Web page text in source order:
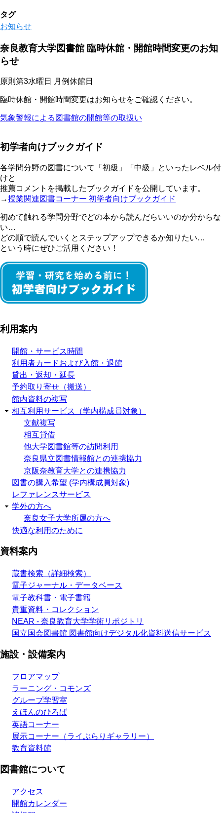
タグ
お知らせ
奈良教育大学図書館 臨時休館・開館時間変更のお知
らせ
原則第3水曜日 月例休館日
臨時休館・開館時間変更はお知らせをご確認ください。
気象警報による図書館の開館等の取扱い
初学者向けブックガイド
各学問分野の図書について「初級」「中級」といったレベル付
けと
推薦コメントを掲載したブックガイドを公開しています。
→授業関連図書コーナー 初学者向けブックガイド
初めて触れる学問分野でどの本から読んだらいいのか分からな
い…
どの順で読んでいくとステップアップできるか知りたい…
という時にぜひご活用ください！
利用案内
開館・サービス時間
利用者カードおよび入館・退館
貸出・返却・延長
予約取り寄せ（搬送）
館内資料の複写
相互利用サービス（学内構成員対象）
文献複写
相互貸借
他大学図書館等の訪問利用
奈良県立図書情報館との連携協力
京阪奈教育大学との連携協力
図書の購入希望 (学内構成員対象)
レファレンスサービス
学外の方へ
奈良女子大学所属の方へ
快適な利用のために
資料案内
蔵書検索（詳細検索）
電子ジャーナル・データベース
電子教科書・電子書籍
貴重資料・コレクション
NEAR - 奈良教育大学学術リポジトリ
国立国会図書館 図書館向けデジタル化資料送信サービス
施設・設備案内
フロアマップ
ラーニング・コモンズ
グループ学習室
えほんのひろば
英語コーナー
展示コーナー（ライぶらりギャラリー）
教育資料館
図書館について
アクセス
開館カレンダー